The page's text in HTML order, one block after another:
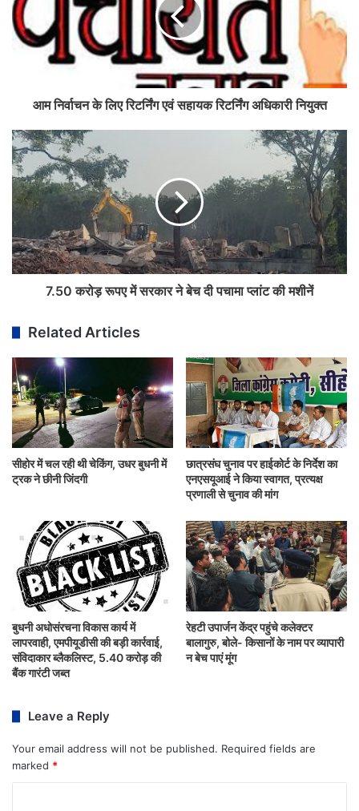
आम निर्वाचन के लिए रिटर्निंग एवं सहायक रिटर्निंग अधिकारी नियुक्त
7.50 करोड़ रूपए में सरकार ने बेच दी पचामा प्लांट की मशीनें
Related Articles
सीहोर में चल रही थी चेकिंग, उधर बुधनी में
ट्रक ने छीनी जिंदगी
छात्रसंघ चुनाव पर हाईकोर्ट के निर्देश का
एनएसयूआई ने किया स्वागत, प्रत्यक्ष
प्रणाली से चुनाव की मांग
बुधनी अधोसंरचना विकास कार्य में
लापरवाही, एमपीयूडीसी की बड़ी कार्रवाई,
संविदाकार ब्लैकलिस्ट, 5.40 करोड़ की
बैंक गारंटी जब्त
रेहटी उपार्जन केंद्र पहुंचे कलेक्टर
बालागुरु, बोले- किसानों के नाम पर व्यापारी
न बेच पाएं मूंग
Leave a Reply
Your email address will not be published. Required fields are
marked *